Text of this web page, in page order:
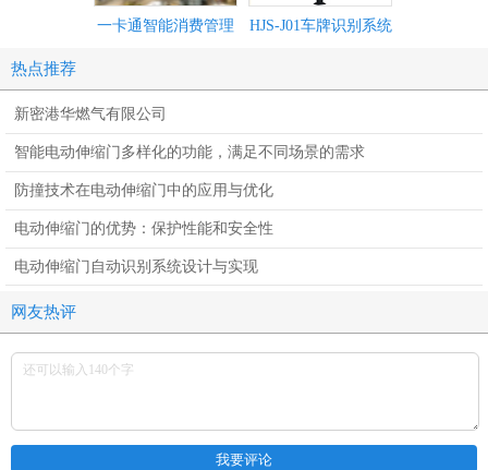
一卡通智能消费管理 HJS-J01车牌识别系统
热点推荐
新密港华燃气有限公司
智能电动伸缩门多样化的功能，满足不同场景的需求
防撞技术在电动伸缩门中的应用与优化
电动伸缩门的优势：保护性能和安全性
电动伸缩门自动识别系统设计与实现
网友热评